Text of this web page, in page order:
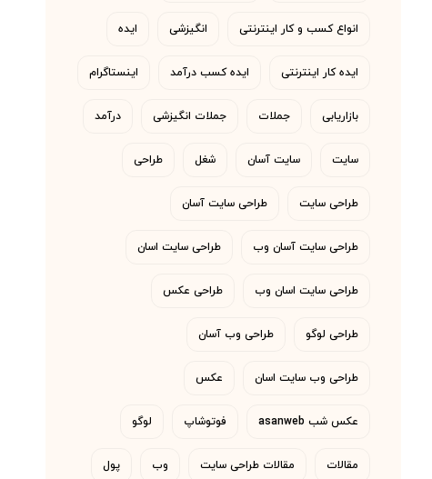
انواع کسب و کار اینترنتی انگیزشی ایده
ایده کار اینترنتی ایده کسب درآمد اینستاگرام
بازاریابی جملات جملات انگیزشی درآمد
سایت سایت آسان شغل طراحی
طراحی سایت طراحی سایت آسان
طراحی سایت آسان وب طراحی سایت اسان
طراحی سایت اسان وب طراحی عکس
طراحی لوگو طراحی وب آسان
طراحی وب سایت اسان عکس
عکس شب asanweb فوتوشاپ لوگو
مقالات مقالات طراحی سایت وب پول